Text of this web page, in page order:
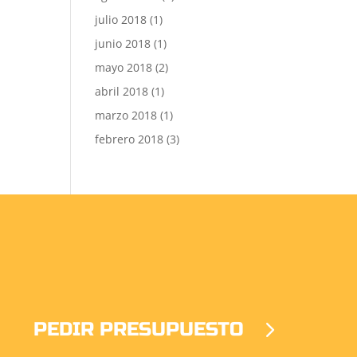
julio 2018 (1)
junio 2018 (1)
mayo 2018 (2)
abril 2018 (1)
marzo 2018 (1)
febrero 2018 (3)
PEDIR PRESUPUESTO